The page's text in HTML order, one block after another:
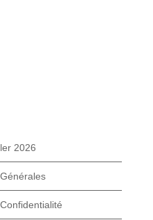
2026